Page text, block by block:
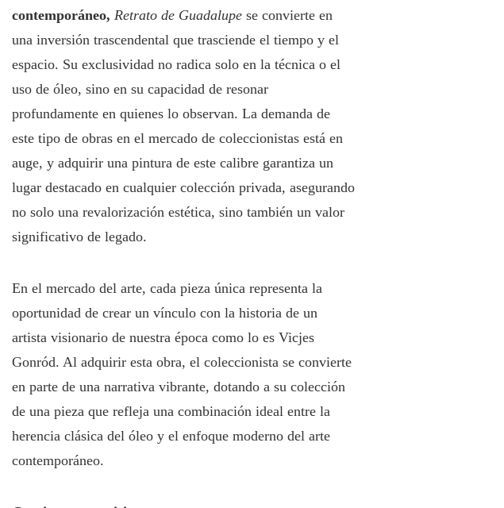
contemporáneo, Retrato de Guadalupe se convierte en
una inversión trascendental que trasciende el tiempo y el
espacio. Su exclusividad no radica solo en la técnica o el
uso de óleo, sino en su capacidad de resonar
profundamente en quienes lo observan. La demanda de
este tipo de obras en el mercado de coleccionistas está en
auge, y adquirir una pintura de este calibre garantiza un
lugar destacado en cualquier colección privada, asegurando
no solo una revalorización estética, sino también un valor
significativo de legado.
En el mercado del arte, cada pieza única representa la
oportunidad de crear un vínculo con la historia de un
artista visionario de nuestra época como lo es Vicjes
Gonród. Al adquirir esta obra, el coleccionista se convierte
en parte de una narrativa vibrante, dotando a su colección
de una pieza que refleja una combinación ideal entre la
herencia clásica del óleo y el enfoque moderno del arte
contemporáneo.